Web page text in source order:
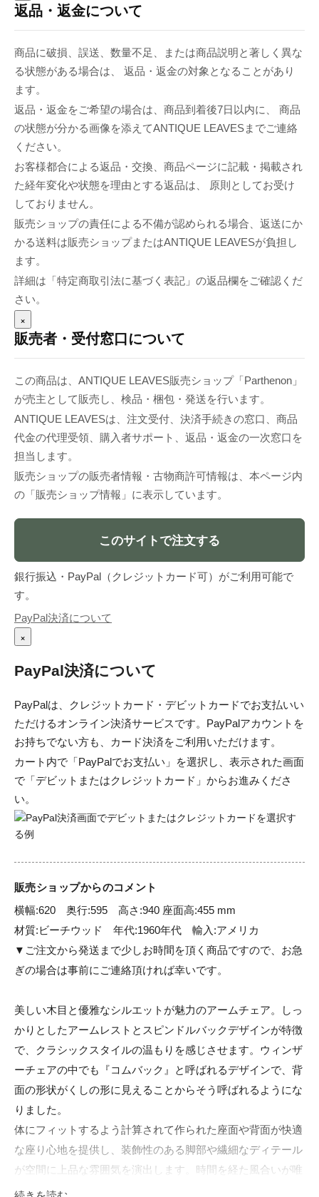
返品・返金について
商品に破損、誤送、数量不足、または商品説明と著しく異な
る状態がある場合は、 返品・返金の対象となることがあり
ます。
返品・返金をご希望の場合は、商品到着後7日以内に、 商品
の状態が分かる画像を添えてANTIQUE LEAVESまでご連絡
ください。
お客様都合による返品・交換、商品ページに記載・掲載され
た経年変化や状態を理由とする返品は、 原則としてお受け
しておりません。
販売ショップの責任による不備が認められる場合、返送にか
かる送料は販売ショップまたはANTIQUE LEAVESが負担し
ます。
詳細は「特定商取引法に基づく表記」の返品欄をご確認くだ
さい。
×
販売者・受付窓口について
この商品は、ANTIQUE LEAVES販売ショップ「Parthenon」
が売主として販売し、検品・梱包・発送を行います。
ANTIQUE LEAVESは、注文受付、決済手続きの窓口、商品
代金の代理受領、購入者サポート、返品・返金の一次窓口を
担当します。
販売ショップの販売者情報・古物商許可情報は、本ページ内
の「販売ショップ情報」に表示しています。
このサイトで注文する
銀行振込・PayPal（クレジットカード可）がご利用可能で
す。
PayPal決済について
×
PayPal決済について
PayPalは、クレジットカード・デビットカードでお支払いい
ただけるオンライン決済サービスです。PayPalアカウントを
お持ちでない方も、カード決済をご利用いただけます。
カート内で「PayPalでお支払い」を選択し、表示された画面
で「デビットまたはクレジットカード」からお進みくださ
い。
販売ショップからのコメント
横幅:620　奥行:595　高さ:940 座面高:455 mm
材質:ビーチウッド　年代:1960年代　輸入:アメリカ
▼ご注文から発送まで少しお時間を頂く商品ですので、お急
ぎの場合は事前にご連絡頂ければ幸いです。
美しい木目と優雅なシルエットが魅力のアームチェア。しっ
かりとしたアームレストとスピンドルバックデザインが特徴
で、クラシックスタイルの温もりを感じさせます。ウィンザ
ーチェアの中でも『コムバック』と呼ばれるデザインで、背
面の形状がくしの形に見えることからそう呼ばれるようにな
りました。
体にフィットするよう計算されて作られた座面や背面が快適
な座り心地を提供し、装飾性のある脚部や繊細なディテール
が空間に上品な雰囲気を演出します。時間を経た風合いが唯
一無二の存在感を放つアイテムとなっています。